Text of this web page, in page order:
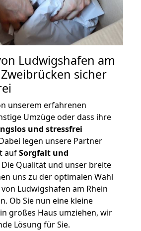
Ludwigshafen am
sicher
unserem erfahrenen
Umzüge oder dass ihre
und stressfrei
legen unsere Partner
aufSorgfalt und
Die Qualität und unser breite
uns zu der optimalen Wahl
Ludwigshafen am Rhein
Ob Sie nun eine kleine
großes Haus umziehen, wir
Lösung für Sie.